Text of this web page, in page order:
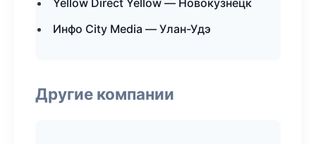
Yellow Direct Yellow — Новокузнецк
Инфо City Media — Улан-Удэ
Другие компании